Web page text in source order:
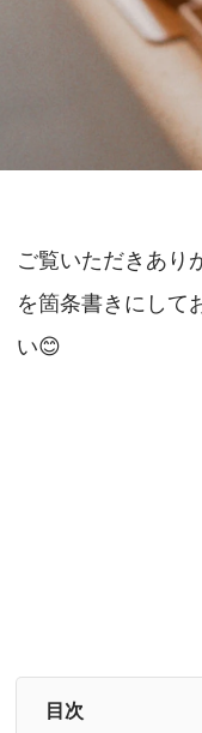
ご覧いただきあり
を箇条書きにして
い😊
目次